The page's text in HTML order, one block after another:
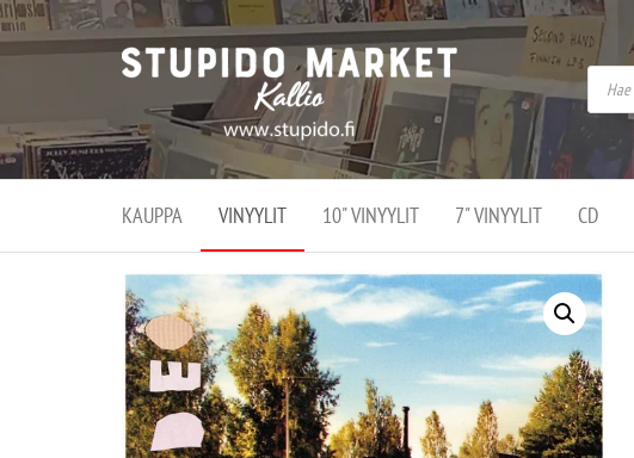
Stupido
Market –
verkossa
ja
kivijalassa
Stupido Market on
vaihtoehtomusaan
erikoistunut
verkko- sekä
kivijalkakauppa
Helsingissä
Kallion
KAUPPA VINYYLIT 10" VINYYLIT 7" VINYYLIT CD